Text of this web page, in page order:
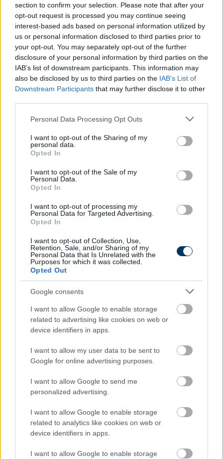
section to confirm your selection. Please note that after your
opt-out request is processed you may continue seeing
interest-based ads based on personal information utilized by
us or personal information disclosed to third parties prior to
your opt-out. You may separately opt-out of the further
disclosure of your personal information by third parties on the
IAB’s list of downstream participants. This information may
also be disclosed by us to third parties on the IAB’s List of
Downstream Participants that may further disclose it to other
Please note that this website/app uses one or more Google
not limited to your visit or usage behaviour. You may click to
grant or deny consent to Google and its third-party tags to
use your data for below specified purposes in below Google
consent section.
Personal Data Processing Opt Outs
I want to opt-out of the Sharing of my
personal data.
Opted In
I want to opt-out of the Sale of my
Personal Data.
Opted In
I want to opt-out of processing my
Personal Data for Targeted Advertising.
Opted In
I want to opt-out of Collection, Use,
Retention, Sale, and/or Sharing of my
Personal Data that Is Unrelated with the
Purposes for which it was collected.
Opted Out
Google consents
I want to allow Google to enable storage
related to advertising like cookies on web or
device identifiers in apps.
I want to allow my user data to be sent to
Google for online advertising purposes.
I want to allow Google to send me
personalized advertising.
I want to allow Google to enable storage
related to analytics like cookies on web or
device identifiers in apps.
I want to allow Google to enable storage
mind a magyar futballista, mind az érdeklődő
klubok tudomására hozta már.
A madridi klubhoz közeli források szerint a
kölcsönajánlat a következő napokban érkezik meg
hivatalos formában is a lila-fehérekhez, de a kérőnél,
azaz a Rayo Vallecanónál már most feltételezik,
hogy a művelet nem lesz egyszerű, hiszen a
Valladolid számít Nikitscherre, és komoly
befektetésként tekinti rá a jelenben és a jövőben
egyaránt - még a másodosztályban is.
A spanyol sajtó szerint már korábban is elképzelhető
volt, hogy a Valladolid megpróbálja őt kölcsönadni,
bizonnyal marad a második vonalba kiesett
csapatban.
Olvastad már?
A Sky Sports bebizonyította, miért
bombafogás Kerkez a Liverpoolnak:
"Nála aligha lenne bárki is
alkalmasabb"
A Sky Sports készített átfogó cikket arról, miért volt
szüksége Kerkez Milosra a Liverpoolnak.